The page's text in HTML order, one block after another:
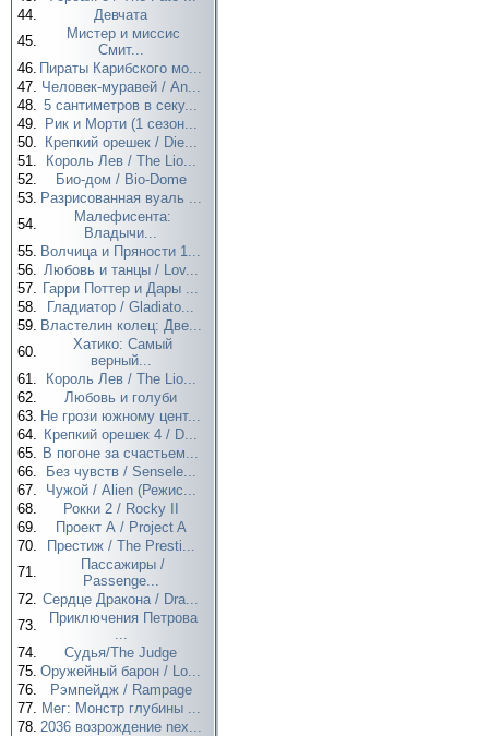
44.
Девчата
45.
Мистер и миссис
Смит...
46. Пираты Карибского мо...
47. Человек-муравей / An...
48. 5 сантиметров в секу...
49.
Рик и Морти (1 сезон...
50.
Крепкий орешек / Die...
51.
Король Лев / The Lio...
52.
Био-дом / Bio-Dome
53. Разрисованная вуаль ...
54.
Малефисента:
Владычи...
55. Волчица и Пряности 1...
56. Любовь и танцы / Lov...
57. Гарри Поттер и Дары ...
58.
Гладиатор / Gladiato...
59. Властелин колец: Две...
60.
Хатико: Самый
верный...
61.
Король Лев / The Lio...
62.
Любовь и голуби
63. Не грози южному цент...
64. Крепкий орешек 4 / D...
65. В погоне за счастьем...
66.
Без чувств / Sensele...
67.
Чужой / Alien (Режис...
68.
Рокки 2 / Rocky II
69.
Проект А / Project A
70.
Престиж / The Presti...
71.
Пассажиры /
Passenge...
72. Сердце Дракона / Dra...
73.
Приключения Петрова
...
74.
Судья/The Judge
75. Оружейный барон / Lo...
76.
Рэмпейдж / Rampage
77. Мег: Монстр глубины ...
78. 2036 возрождение nex...